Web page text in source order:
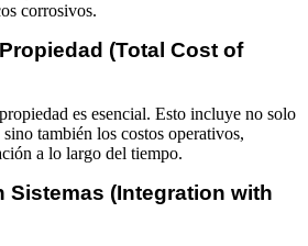
corrosivos.
(Total Cost of
es esencial. Esto incluye no solo
también los costos operativos,
a lo largo del tiempo.
Sistemas (Integration with